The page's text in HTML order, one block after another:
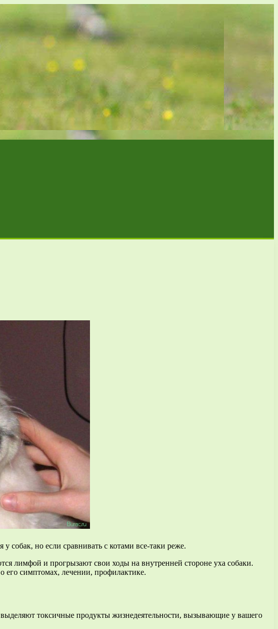
собак, но если сравнивать с котами все-таки реже.
лимфой и прогрызают свои ходы на внутренней стороне уха собаки.
его симптомах, лечении, профилактике.
токсичные продукты жизнедеятельности, вызывающие у вашего